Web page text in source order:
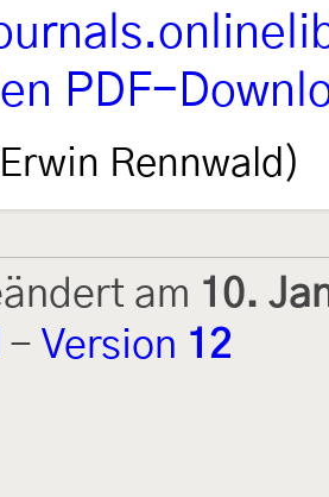
PDF-
Rennwald)
am 10.
- Version 12